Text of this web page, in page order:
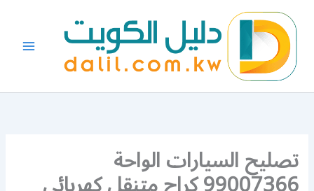
المحتوى
تصليح السيارات الواحة